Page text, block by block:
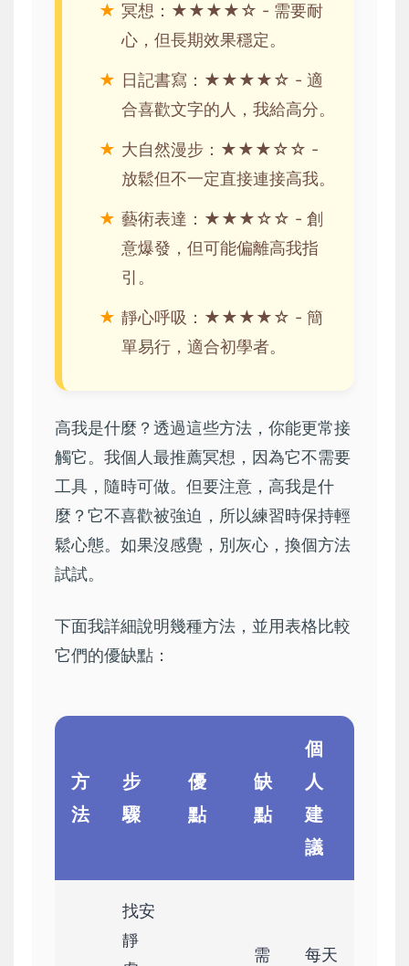
冥想：★★★★☆ - 需要耐
心，但長期效果穩定。
日記書寫：★★★★☆ - 適
合喜歡文字的人，我給高分。
大自然漫步：★★★☆☆ -
放鬆但不一定直接連接高我。
藝術表達：★★★☆☆ - 創
意爆發，但可能偏離高我指
引。
靜心呼吸：★★★★☆ - 簡
單易行，適合初學者。
高我是什麼？透過這些方法，你能更常接
觸它。我個人最推薦冥想，因為它不需要
工具，隨時可做。但要注意，高我是什
麼？它不喜歡被強迫，所以練習時保持輕
鬆心態。如果沒感覺，別灰心，換個方法
試試。
下面我詳細說明幾種方法，並用表格比較
它們的優缺點：
方
法
步
驟
優
點
缺
點
個
人
建
議
找安
靜
需
每天